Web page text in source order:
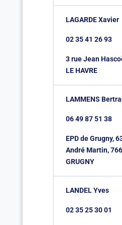
LAGARDE Xavier
02 35 41 26 93
3 rue Jean
LE HAVRE
LAMMENS
06 49 87 51 38
EPD de Grugny,
André Martin,
GRUGNY
LANDEL Yves
02 35 25 30 01